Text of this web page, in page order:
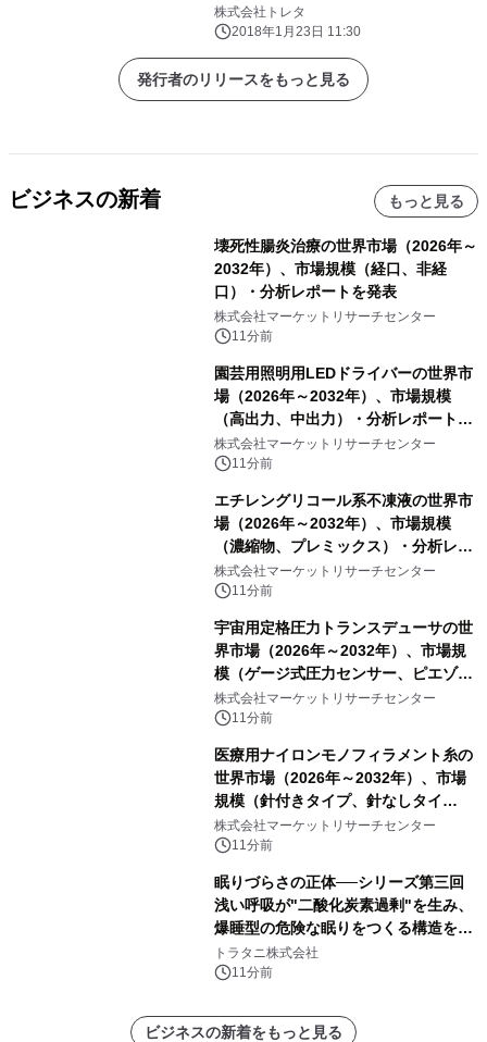
株式会社トレタ
2018年1月23日 11:30
発行者のリリースをもっと見る
ビジネスの新着 もっと見る
壊死性腸炎治療の世界市場（2026年～
2032年）、市場規模（経口、非経
口）・分析レポートを発表
株式会社マーケットリサーチセンター
11分前
園芸用照明用LEDドライバーの世界市
場（2026年～2032年）、市場規模
（高出力、中出力）・分析レポートを
発表
株式会社マーケットリサーチセンター
11分前
エチレングリコール系不凍液の世界市
場（2026年～2032年）、市場規模
（濃縮物、プレミックス）・分析レポ
ートを発表
株式会社マーケットリサーチセンター
11分前
宇宙用定格圧力トランスデューサの世
界市場（2026年～2032年）、市場規
模（ゲージ式圧力センサー、ピエゾ抵
抗式圧力センサー、航空宇宙用差圧ト
ランスデューサ、その他）・分析レポ
株式会社マーケットリサーチセンター
11分前
医療用ナイロンモノフィラメント糸の
世界市場（2026年～2032年）、市場
規模（針付きタイプ、針なしタイ
プ）・分析レポートを発表
株式会社マーケットリサーチセンター
11分前
眠りづらさの正体──シリーズ第三回
浅い呼吸が"二酸化炭素過剰"を生み、
爆睡型の危険な眠りをつくる構造を解
説
トラタニ株式会社
11分前
ビジネスの新着をもっと見る